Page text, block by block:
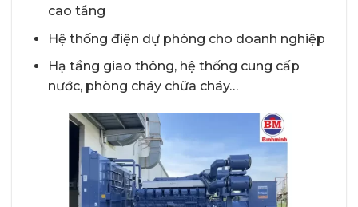
cao tầng
Hệ thống điện dự phòng cho doanh nghiệp
Hạ tầng giao thông, hệ thống cung cấp
nước, phòng cháy chữa cháy…